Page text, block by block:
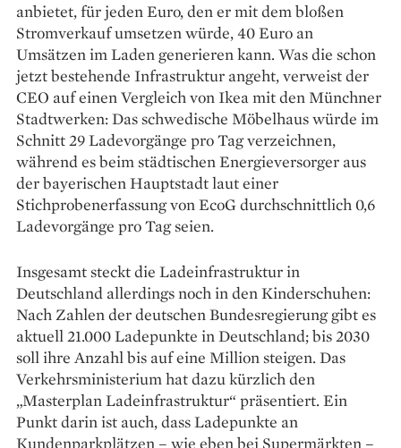
anbietet, für jeden Euro, den er mit dem bloßen
Stromverkauf umsetzen würde, 40 Euro an
Umsätzen im Laden generieren kann. Was die schon
jetzt bestehende Infrastruktur angeht, verweist der
CEO auf einen Vergleich von Ikea mit den Münchner
Stadtwerken: Das schwedische Möbelhaus würde im
Schnitt 29 Ladevorgänge pro Tag verzeichnen,
während es beim städtischen Energieversorger aus
der bayerischen Hauptstadt laut einer
Stichprobenerfassung von EcoG durchschnittlich 0,6
Ladevorgänge pro Tag seien.
Insgesamt steckt die Lade­infra­struktur in
Deutschland allerdings noch in den Kinderschuhen:
Nach Zahlen der deutschen Bundes­regierung gibt es
aktuell 21.000 Ladepunkte in Deutschland; bis 2030
soll ihre Anzahl bis auf eine Million steigen. Das
Verkehrsministerium hat dazu kürzlich den
„Masterplan Ladeinfrastruktur“ präsentiert. Ein
Punkt darin ist auch, dass Ladepunkte an
Kundenparkplätzen – wie eben bei Supermärkten –